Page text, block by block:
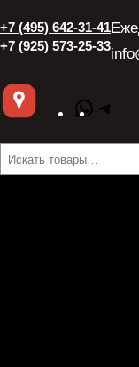
+7 (495) 642-31-41
+7 (925) 573-25-33
Поиск